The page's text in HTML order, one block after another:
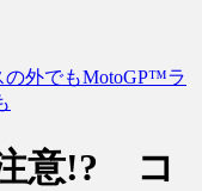
外でもMotoGP™ラ
意!? コ